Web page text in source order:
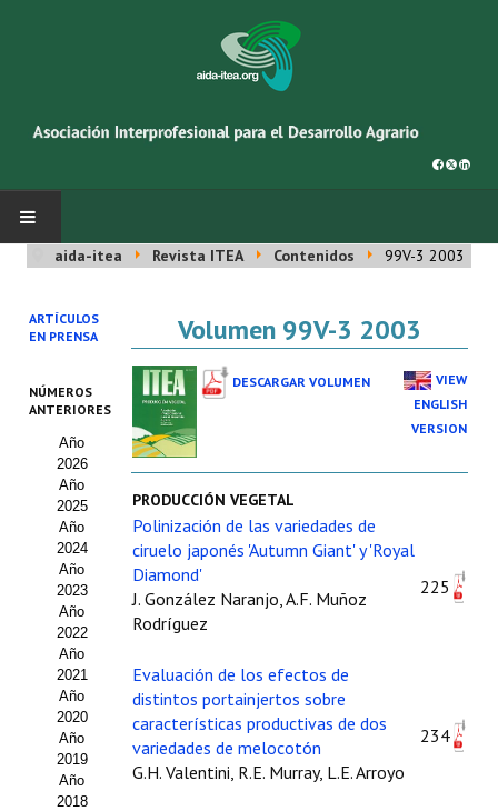
INICIO
SOBRE NOSOTROS
Asociación AIDA
Cincuentenario AIDA
Organigrama
Estatutos
Hacerse socio
Noticias
Galería de Fotos
Web AIDA 2.0
REVISTA ITEA
Presentación ITEA
aida-itea Revista ITEA Contenidos 99V-3 2003
ARTÍCULOS
EN PRENSA
NÚMEROS
ANTERIORES
Año
2026
Año
2025
Año
2024
Año
2023
Año
2022
Año
2021
Año
2020
Año
2019
Año
2018
Volumen 99V-3 2003
DESCARGAR VOLUMEN
VIEW
ENGLISH
VERSION
PRODUCCIÓN VEGETAL
Polinización de las variedades de
ciruelo japonés 'Autumn Giant' y 'Royal
Diamond'
J. González Naranjo, A.F. Muñoz
Rodríguez
225
Evaluación de los efectos de
distintos portainjertos sobre
características productivas de dos
variedades de melocotón
G.H. Valentini, R.E. Murray, L.E. Arroyo
234